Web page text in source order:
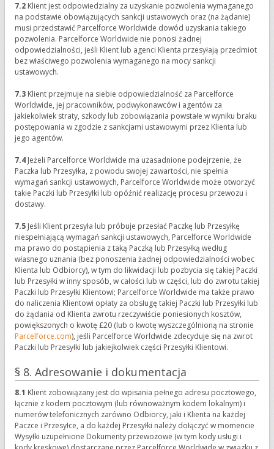
7.2 Klient jest odpowiedzialny za uzyskanie pozwolenia wymaganego
na podstawie obowiązujących sankcji ustawowych oraz (na żądanie)
musi przedstawić Parcelforce Worldwide dowód uzyskania takiego
pozwolenia. Parcelforce Worldwide nie ponosi żadnej
odpowiedzialności, jeśli Klient lub agenci Klienta przesyłają przedmiot
bez właściwego pozwolenia wymaganego na mocy sankcji
ustawowych.
7.3 Klient przejmuje na siebie odpowiedzialność za Parcelforce
Worldwide, jej pracowników, podwykonawców i agentów za
jakiekolwiek straty, szkody lub zobowiązania powstałe w wyniku braku
postępowania w zgodzie z sankcjami ustawowymi przez Klienta lub
jego agentów.
7.4 Jeżeli Parcelforce Worldwide ma uzasadnione podejrzenie, że
Paczka lub Przesyłka, z powodu swojej zawartości, nie spełnia
wymagań sankcji ustawowych, Parcelforce Worldwide może otworzyć
takie Paczki lub Przesyłki lub opóźnić realizację procesu przewozu i
dostawy.
7.5 Jeśli Klient przesyła lub próbuje przesłać Paczkę lub Przesyłkę
niespełniającą wymagań sankcji ustawowych, Parcelforce Worldwide
ma prawo do postąpienia z taką Paczką lub Przesyłką według
własnego uznania (bez ponoszenia żadnej odpowiedzialności wobec
Klienta lub Odbiorcy), w tym do likwidacji lub pozbycia się takiej Paczki
lub Przesyłki w inny sposób, w całości lub w części, lub do zwrotu takiej
Paczki lub Przesyłki Klientowi; Parcelforce Worldwide ma także prawo
do naliczenia Klientowi opłaty za obsługę takiej Paczki lub Przesyłki lub
do żądania od Klienta zwrotu rzeczywiście poniesionych kosztów,
powiększonych o kwotę £20 (lub o kwotę wyszczególnioną na stronie
Parcelforce.com), jeśli Parcelforce Worldwide zdecyduje się na zwrot
Paczki lub Przesyłki lub jakiejkolwiek części Przesyłki Klientowi.
§ 8. Adresowanie i dokumentacja
8.1 Klient zobowiązany jest do wpisania pełnego adresu pocztowego,
łącznie z kodem pocztowym (lub równoważnym kodem lokalnym) i
numerów telefonicznych zarówno Odbiorcy, jaki i Klienta na każdej
Paczce i Przesyłce, a do każdej Przesyłki należy dołączyć w momencie
Wysyłki uzupełnione Dokumenty przewozowe (w tym kody usługi i